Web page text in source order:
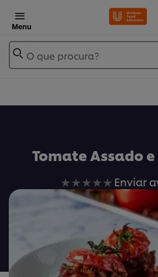
Menu
O que procura?
Tomate Assado
para
este
recipe
Enviar